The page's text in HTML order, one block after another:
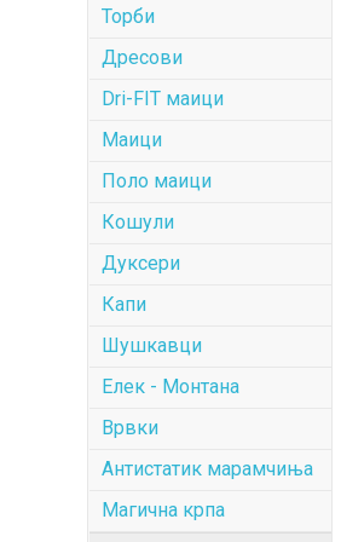
Торби
Дресови
Dri-FIT маици
Маици
Поло маици
Кошули
Дуксери
Капи
Шушкавци
Елек - Монтана
Врвки
Антистатик марамчиња
Магична крпа